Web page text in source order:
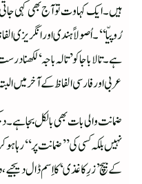
ہیں۔ ایک کہاوت تو آج بھی کہی
رُوپیّا‘‘۔ اُصولاً ہندی اور انگریزی
ہے۔ تالا باجا کو ’تالہ باجہ‘ لکھنا
عربی اور فارسی الفاظ کے آخر میں
ضمانت والی بات بھی بالکل بجا
نہیں بلکہ کسی کی’’ضمانت پر‘‘
کے بیچ ’زرِکاغذی‘ کا اِسم ڈال